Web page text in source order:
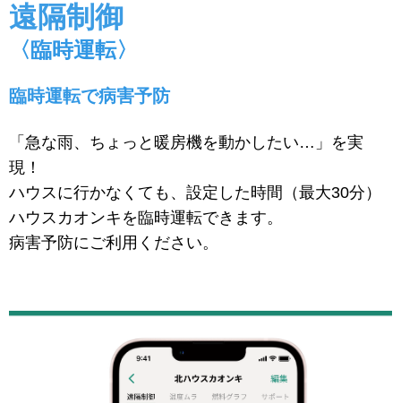
遠隔制御
〈臨時運転〉
臨時運転で病害予防
「急な雨、ちょっと暖房機を動かしたい…」を実
現！
ハウスに行かなくても、設定した時間（最大30分）
ハウスカオンキを臨時運転できます。
病害予防にご利用ください。